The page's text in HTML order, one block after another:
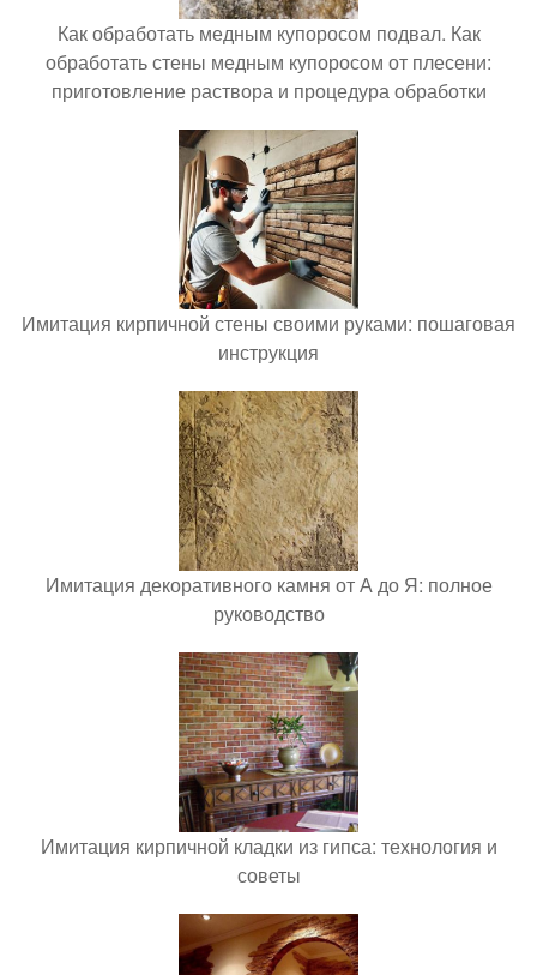
Как обработать медным купоросом подвал. Как
обработать стены медным купоросом от плесени:
приготовление раствора и процедура обработки
Имитация кирпичной стены своими руками: пошаговая
инструкция
Имитация декоративного камня от А до Я: полное
руководство
Имитация кирпичной кладки из гипса: технология и
советы